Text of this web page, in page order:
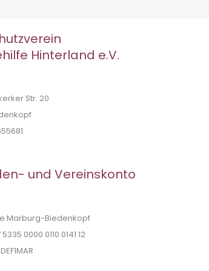
Hinterland e.V.
Str. 20
und Vereinskonto
Marburg-Biedenkopf
0000 0110 0141 12